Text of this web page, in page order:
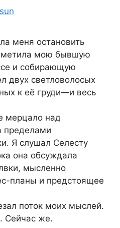
меня остановить
мою бывшую
и собирающую
двух светловолосых
к её груди—и весь
мерцало над
пределами
Я слушал Селесту
она обсуждала
мысленно
планы и предстоящее
поток моих мыслей.
Сейчас же.